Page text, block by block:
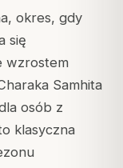
okres, gdy
się
wzrostem
Samhita
osób z
klasyczna